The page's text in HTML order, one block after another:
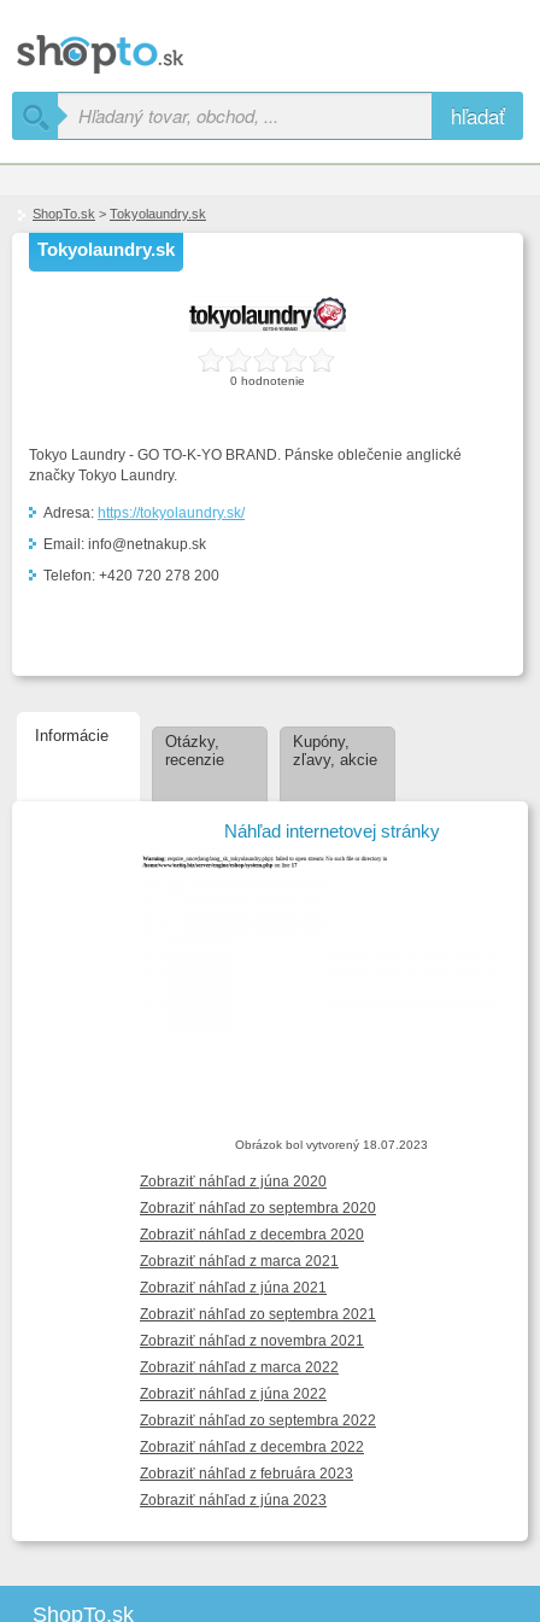
hľadať
ShopTo.sk > Tokyolaundry.sk
Tokyolaundry.sk
0 hodnotenie
Tokyo Laundry - GO TO-K-YO BRAND. Pánske oblečenie anglické
značky Tokyo Laundry.
Adresa: https://tokyolaundry.sk/
Email: info@netnakup.sk
Telefon: +420 720 278 200
Informácie
Otázky,
recenzie
Kupóny,
zľavy, akcie
Náhľad internetovej stránky
Obrázok bol vytvorený 18.07.2023
Zobraziť náhľad z júna 2020
Zobraziť náhľad zo septembra 2020
Zobraziť náhľad z decembra 2020
Zobraziť náhľad z marca 2021
Zobraziť náhľad z júna 2021
Zobraziť náhľad zo septembra 2021
Zobraziť náhľad z novembra 2021
Zobraziť náhľad z marca 2022
Zobraziť náhľad z júna 2022
Zobraziť náhľad zo septembra 2022
Zobraziť náhľad z decembra 2022
Zobraziť náhľad z februára 2023
Zobraziť náhľad z júna 2023
ShopTo.sk